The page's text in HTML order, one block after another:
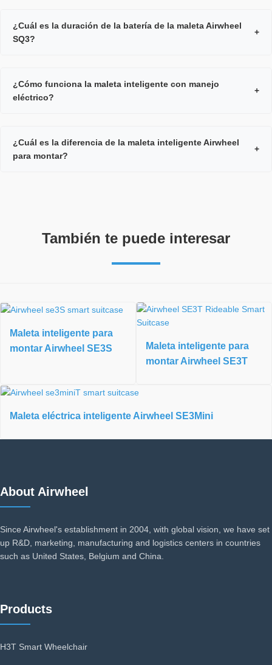
¿Cuál es la duración de la batería de la maleta Airwheel
SQ3?
+
¿Cómo funciona la maleta inteligente con manejo
eléctrico?
+
¿Cuál es la diferencia de la maleta inteligente Airwheel
para montar?
+
También te puede interesar
Maleta inteligente para
montar Airwheel SE3S
Maleta inteligente para
montar Airwheel SE3T
Maleta eléctrica inteligente Airwheel SE3Mini
About Airwheel
Since Airwheel's establishment in 2004, with global vision, we have set
up R&D, marketing, manufacturing and logistics centers in countries
such as United States, Belgium and China.
Products
H3T Smart Wheelchair